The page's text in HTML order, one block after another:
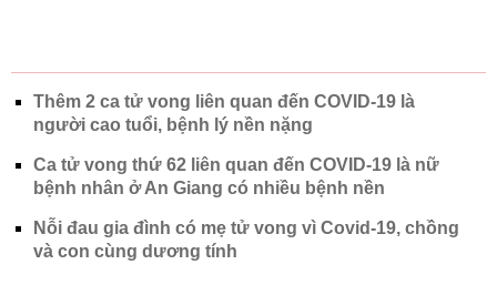
Thêm 2 ca tử vong liên quan đến COVID-19 là
người cao tuổi, bệnh lý nền nặng
Ca tử vong thứ 62 liên quan đến COVID-19 là nữ
bệnh nhân ở An Giang có nhiều bệnh nền
Nỗi đau gia đình có mẹ tử vong vì Covid-19, chồng
và con cùng dương tính